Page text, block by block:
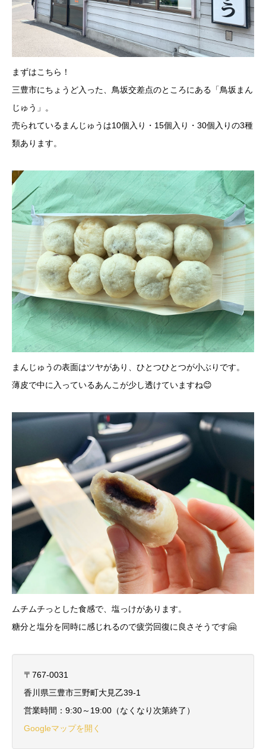
まずはこちら！
三豊市にちょうど入った、鳥坂交差点のところにある「鳥坂まん
じゅう」。
売られているまんじゅうは10個入り・15個入り・30個入りの3種
類あります。
まんじゅうの表面はツヤがあり、ひとつひとつが小ぶりです。
薄皮で中に入っているあんこが少し透けていますね😊
ムチムチっとした食感で、塩っけがあります。
糖分と塩分を同時に感じれるので疲労回復に良さそうです🤗
〒767-0031
香川県三豊市三野町大見乙39-1
営業時間：9:30～19:00（なくなり次第終了）
Googleマップを開く